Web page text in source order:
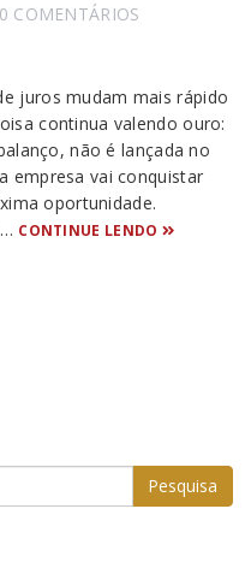
0 COMENTÁRIOS
juros mudam mais rápido
continua valendo ouro:
não é lançada no
empresa vai conquistar
oportunidade.
CONTINUE LENDO